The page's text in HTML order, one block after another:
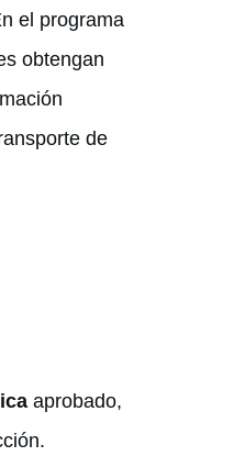
el programa
obtengan
de
aprobado,